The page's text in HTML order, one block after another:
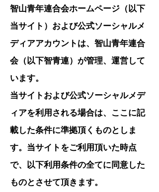
智山青年連合会ホームページ（以下
当サイト）および公式ソーシャルメ
ディアアカウントは、智山青年連合
会（以下智青連）が管理、運営して
います。
当サイトおよび公式ソーシャルメデ
ィアを利用される場合は、ここに記
載した条件に準拠頂くものとしま
す。当サイトをご利用頂いた時点
で、以下利用条件の全てに同意した
ものとさせて頂きます。